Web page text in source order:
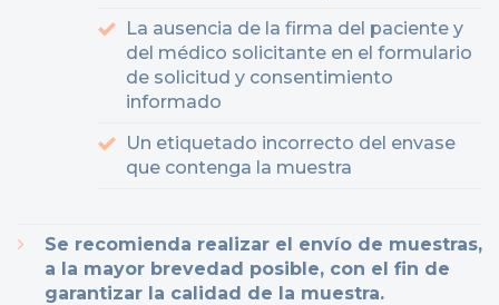
La ausencia de la firma del paciente y
del médico solicitante en el formulario
de solicitud y consentimiento
informado
Un etiquetado incorrecto del envase
que contenga la muestra
Se recomienda realizar el envío de muestras,
a la mayor brevedad posible, con el fin de
garantizar la calidad de la muestra.